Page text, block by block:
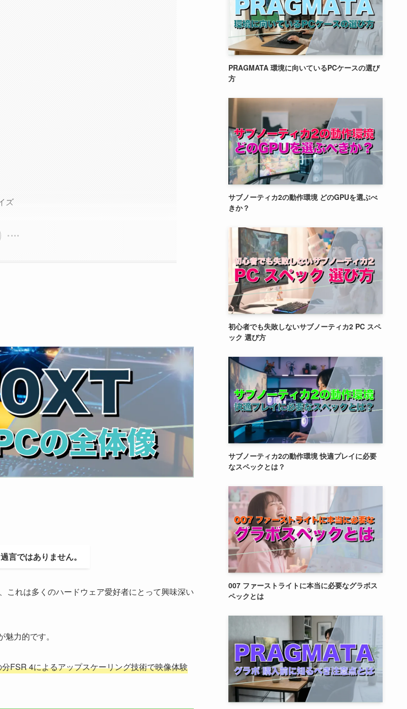
ズ
言ではありません。
これは多くのハードウェア愛好者にとって興味深い
力的です。
FSR 4によるアップスケーリング技術で映像体験
PRAGMATA 環境に向いているPCケースの選び
方
サブノーティカ2の動作環境 どのGPUを選ぶべ
きか？
初心者でも失敗しないサブノーティカ2 PC スペ
ック 選び方
サブノーティカ2の動作環境 快適プレイに必要
なスペックとは？
007 ファーストライトに本当に必要なグラボス
ペックとは